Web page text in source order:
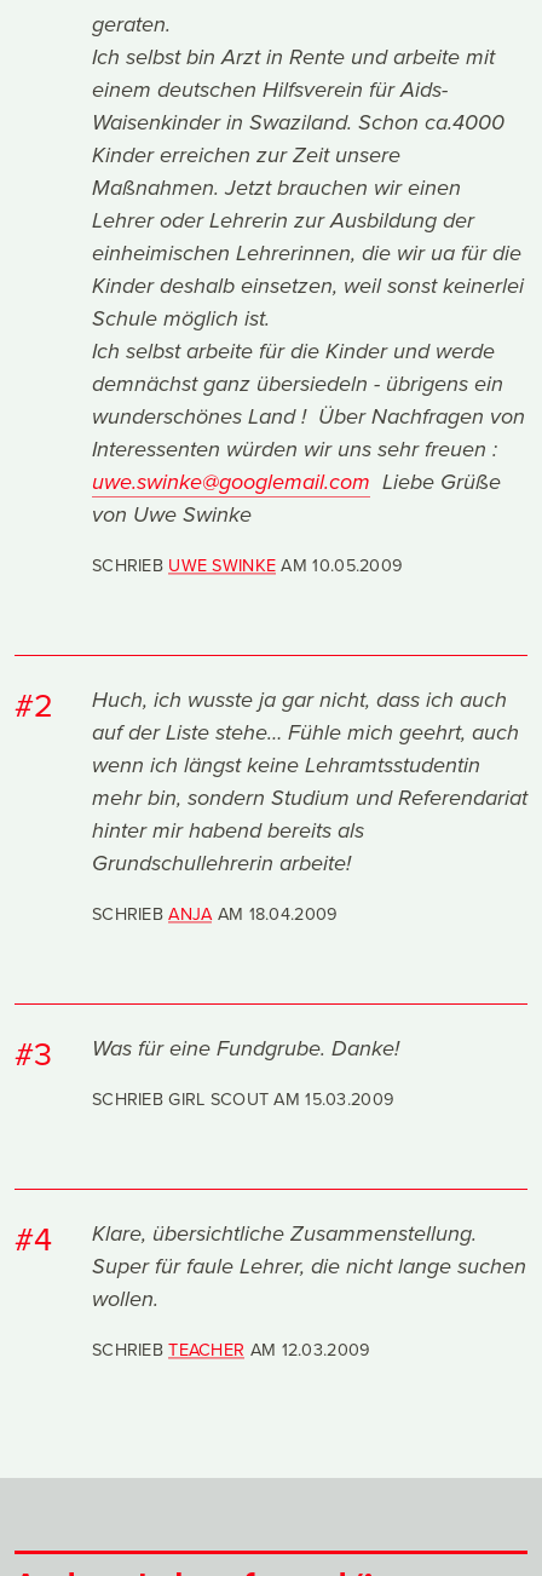
geraten.
Ich selbst bin Arzt in Rente und arbeite mit
einem deutschen Hilfsverein für Aids-
Waisenkinder in Swaziland. Schon ca.4000
Kinder erreichen zur Zeit unsere
Maßnahmen. Jetzt brauchen wir einen
Lehrer oder Lehrerin zur Ausbildung der
einheimischen Lehrerinnen, die wir ua für die
Kinder deshalb einsetzen, weil sonst keinerlei
Schule möglich ist.
Ich selbst arbeite für die Kinder und werde
demnächst ganz übersiedeln - übrigens ein
wunderschönes Land ! Über Nachfragen von
Interessenten würden wir uns sehr freuen :
uwe.swinke@googlemail.com Liebe Grüße
von Uwe Swinke
SCHRIEB UWE SWINKEAM10.05.2009
#2
Huch, ich wusste ja gar nicht, dass ich auch
auf der Liste stehe… Fühle mich geehrt, auch
wenn ich längst keine Lehramtsstudentin
mehr bin, sondern Studium und Referendariat
hinter mir habend bereits als
Grundschullehrerin arbeite!
SCHRIEBANJAAM 18.04.2009
#3 Was für eine Fundgrube. Danke!
SCHRIEB GIRL SCOUT AM15.03.2009
#4
Klare, übersichtliche Zusammenstellung.
Super für faule Lehrer, die nicht lange suchen
wollen.
SCHRIEBTEACHER AM 12.03.2009